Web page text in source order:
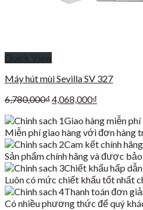
Máy hút mùi Sevilla SV 327
6,780,000₫Giá
là:
6,780,000₫.
4,068,000₫
tại
là:
4,068,000₫.
Giao hàng miễn phí
Miễn phí giao hàng với đơn hàng
Cam kết chính hãng
Sản phẩm chính hãng và được
Chiết khấu hấp dẫn
Luôn có mức chiết khấu tốt nhất
Thanh toán đơn
Có nhiều phương thức để quý